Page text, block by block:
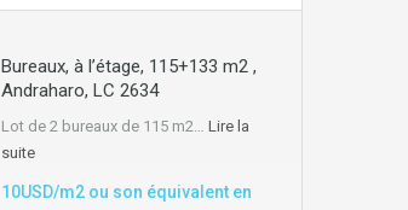
Bureaux, à l’étage, 115+133 m2 ,
Andraharo, LC 2634
Lot de 2 bureaux de 115 m2… Lire la
suite
10USD/m2 ou son équivalent en